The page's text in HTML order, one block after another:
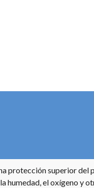
protección superior del
humedad, el oxígeno y